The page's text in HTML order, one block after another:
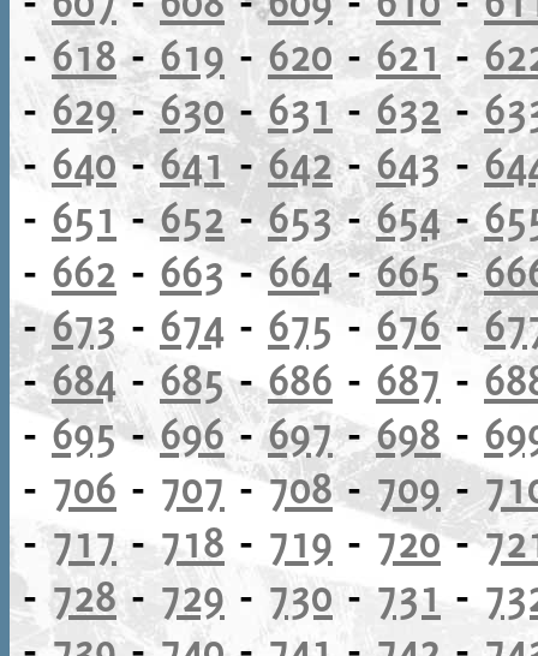
-618-619 - 620 - 621 -
- 629-630- 631- 632 -
- 640-641-642-643-
- 651 -652-653-654-
- 662 - 663-664-665-
-673 - 674 - 675 - 676-
-684 -685-686 - 687 -
-695-696-697-698 -
- 706 - 707 -708- 709-
-717 - 718 - 719 - 720-
-728- 729 - 730- 731 -